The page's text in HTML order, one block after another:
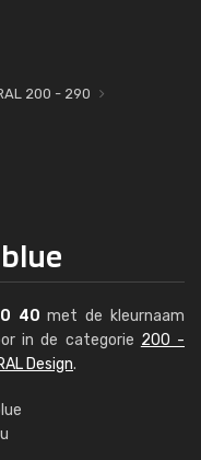
200 - 290
40 met de kleurnaam
in de categorie 200 -
Design.